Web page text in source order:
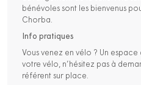
bénévoles sont les bienvenus
Chorba.
Info pratiques
Vous venez en vélo ? Un
votre vélo, n’hésitez pas à
référent sur place.